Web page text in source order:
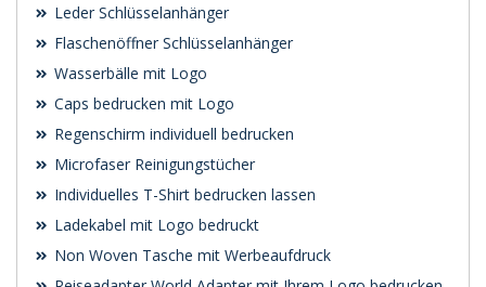
Leder Schlüsselanhänger
Flaschenöffner Schlüsselanhänger
Wasserbälle mit Logo
Caps bedrucken mit Logo
Regenschirm individuell bedrucken
Microfaser Reinigungstücher
Individuelles T-Shirt bedrucken lassen
Ladekabel mit Logo bedruckt
Non Woven Tasche mit Werbeaufdruck